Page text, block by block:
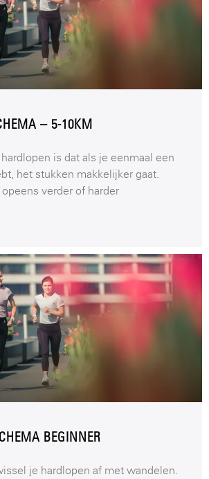
– 5-10KM
is dat als je eenmaal een
het stukken makkelijker gaat.
verder of harder
BEGINNER
je hardlopen af met wandelen.